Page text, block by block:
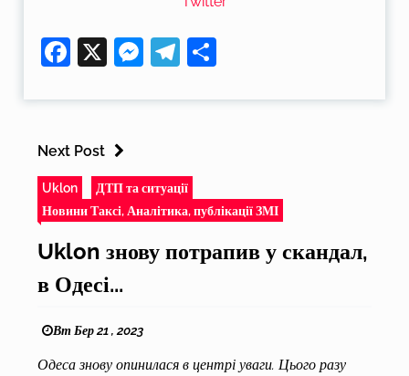
Facebook
X Messenger
Telegram
Next Post
Uklon
ДТП та ситуації
Новини Таксі, Аналітика, публікації ЗМІ
Uklon знову потрапив у скандал,
в Одесі...
Вт Бер 21 , 2023
Одеса знову опинилася в центрі уваги. Цього разу